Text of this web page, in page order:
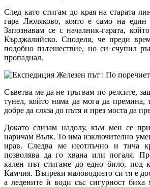
След като стигам до края на старата
гара Люляково, която е само на един
Запознавам се с началник-гарата,
Кърджалийско. Споделя, че преди
подобно пътешествие, но си счупил
пропаднал.
Съветва ме да не тръгвам по релсите,
тунел, който няма да мога да премина,
добре да сляза до пътя и през моста да
Докато слизам надолу, към мен се
наричам Вълк. То има изключително
нрав. Следва ме неотлъчно и тича
позволява да го хвана или погаля.
кален път стигаме до едно било, под
Камчия. Въпреки маловодието си тя е
а ледените ѝ води със сигурност